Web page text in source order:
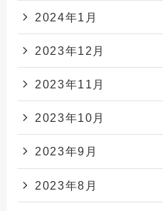
2024年1月
2023年12月
2023年11月
2023年10月
2023年9月
2023年8月